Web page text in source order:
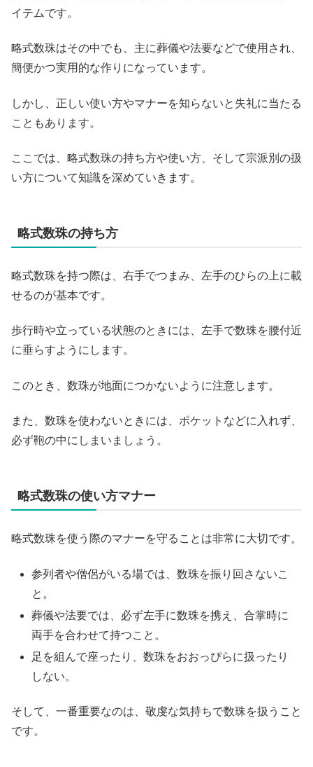
イテムです。
略式数珠はその中でも、主に葬儀や法要などで使用され、
簡便かつ実用的な作りになっています。
しかし、正しい使い方やマナーを知らないと失礼に当たる
こともあります。
ここでは、略式数珠の持ち方や使い方、そして宗派別の扱
い方について知識を深めていきます。
略式数珠の持ち方
略式数珠を持つ際は、右手でつまみ、左手のひらの上に載
せるのが基本です。
歩行時や立っている状態のときには、左手で数珠を腰付近
に垂らすようにします。
このとき、数珠が地面につかないように注意します。
また、数珠を使わないときには、ポケットなどに入れず、
必ず鞄の中にしまいましょう。
略式数珠の使い方マナー
略式数珠を使う際のマナーを守ることは非常に大切です。
参列者や僧侶がいる場では、数珠を振り回さないこ
と。
葬儀や法要では、必ず左手に数珠を携え、合掌時に
両手を合わせて持つこと。
足を組んで座ったり、数珠をおおっぴらに扱ったり
しない。
そして、一番重要なのは、敬虔な気持ちで数珠を扱うこと
です。